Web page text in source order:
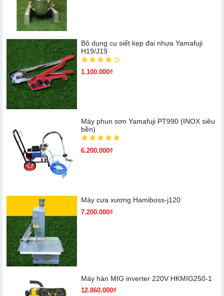
Bộ dụng cụ siết kẹp đai nhựa Yamafuji
H19/J19
1.100.000₫
Máy phun sơn Yamafuji PT990 (INOX siêu
bền)
6.200.000₫
Máy cưa xương Hamiboss-j120
7.200.000₫
Máy hàn MIG inverter 220V HKMIG250-1
12.860.000₫